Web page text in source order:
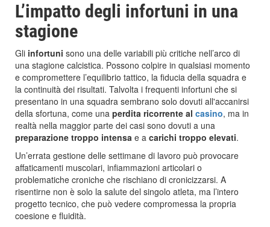
L’impatto degli infortuni in una
stagione
Gli infortuni sono una delle variabili più critiche nell’arco di
una stagione calcistica. Possono colpire in qualsiasi momento
e compromettere l’equilibrio tattico, la fiducia della squadra e
la continuità dei risultati. Talvolta i frequenti infortuni che si
presentano in una squadra sembrano solo dovuti all'accanirsi
della sfortuna, come una perdita ricorrente al casino, ma in
realtà nella maggior parte dei casi sono dovuti a una
preparazione troppo intensa e a carichi troppo elevati.
Un’errata gestione delle settimane di lavoro può provocare
affaticamenti muscolari, infiammazioni articolari o
problematiche croniche che rischiano di cronicizzarsi. A
risentirne non è solo la salute del singolo atleta, ma l’intero
progetto tecnico, che può vedere compromessa la propria
coesione e fluidità.